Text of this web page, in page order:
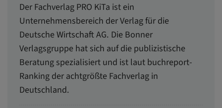
Der Fachverlag PRO KiTa ist ein
Unternehmensbereich der Verlag für die
Deutsche Wirtschaft AG. Die Bonner
Verlagsgruppe hat sich auf die publizistische
Beratung spezialisiert und ist laut buchreport-
Ranking der achtgrößte Fachverlag in
Deutschland.